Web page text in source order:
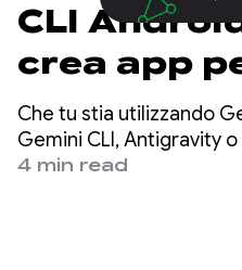
CLI
crea app
3 volte più
Che tu stia utilizzando
Gemini CLI, Antigravity
come Claude Code o
4 min read